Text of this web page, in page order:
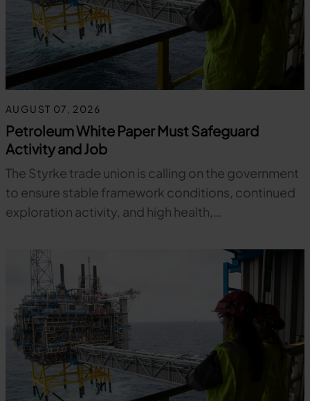
AUGUST 07, 2026
Petroleum White Paper Must Safeguard
Activity and Job
The Styrke trade union is calling on the government
to ensure stable framework conditions, continued
exploration activity, and high health,…